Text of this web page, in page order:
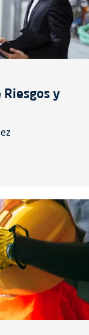
y